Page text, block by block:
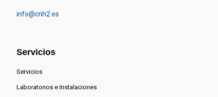
info@cnh2.es
Servicios
Servicios
Laboratorios e Instalaciones